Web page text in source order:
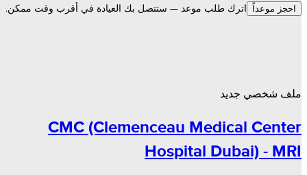
احجز موعداً اترك طلب موعد — ستتصل بك العيادة في أقرب وقت ممكن.
ملف شخصي جديد
CMC (Clemenceau Medical Center
Hospital Dubai) - MRI